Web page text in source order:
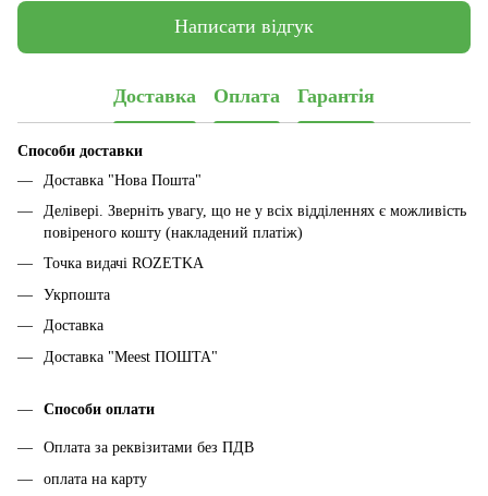
Написати відгук
Доставка Оплата Гарантія
Способи доставки
Доставка "Нова Пошта"
Делівері. Зверніть увагу, що не у всіх відділеннях є можливість
повіреного кошту (накладений платіж)
Точка видачі ROZETKA
Укрпошта
Доставка
Доставка "Meest ПОШТА"
Способи оплати
Оплата за реквізитами без ПДВ
оплата на карту